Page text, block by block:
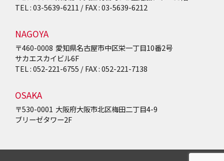
TEL : 03-5639-6211 / FAX : 03-5639-6212
NAGOYA
〒460-0008 愛知県名古屋市中区栄一丁目10番2号
サカエスカイビル6F
TEL : 052-221-6755 / FAX : 052-221-7138
OSAKA
〒530-0001 大阪府大阪市北区梅田二丁目4-9
ブリーゼタワー2F